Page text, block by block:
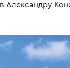
Александру